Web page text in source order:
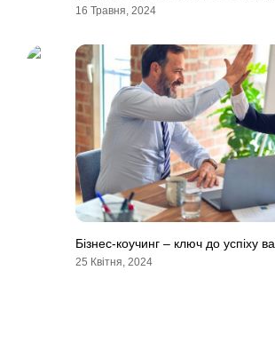
16 Травня, 2024
Бізнес-коучинг – ключ до успіху
25 Квітня, 2024